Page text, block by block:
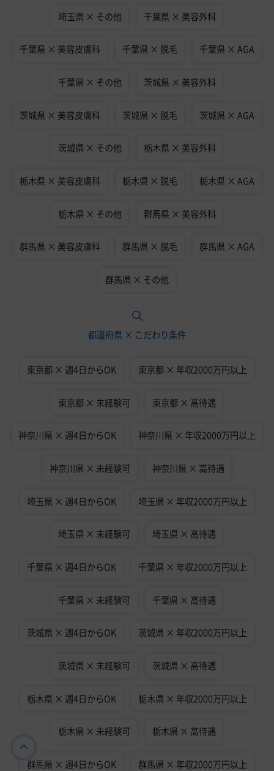
埼玉県 × その他 千葉県 × 美容外科
千葉県 × 美容皮膚科 千葉県 × 脱毛 千葉県 × AGA
千葉県 × その他 茨城県 × 美容外科
茨城県 × 美容皮膚科 茨城県 × 脱毛 茨城県 × AGA
茨城県 × その他 栃木県 × 美容外科
栃木県 × 美容皮膚科 栃木県 × 脱毛 栃木県 × AGA
栃木県 × その他 群馬県 × 美容外科
群馬県 × 美容皮膚科 群馬県 × 脱毛 群馬県 × AGA
群馬県 × その他
都道府県 × こだわり条件
東京都 × 週4日からOK 東京都 × 年収2000万円以上
東京都 × 未経験可 東京都 × 高待遇
神奈川県 × 週4日からOK 神奈川県 × 年収2000万円以上
神奈川県 × 未経験可 神奈川県 × 高待遇
埼玉県 × 週4日からOK 埼玉県 × 年収2000万円以上
埼玉県 × 未経験可 埼玉県 × 高待遇
千葉県 × 週4日からOK 千葉県 × 年収2000万円以上
千葉県 × 未経験可 千葉県 × 高待遇
茨城県 × 週4日からOK 茨城県 × 年収2000万円以上
茨城県 × 未経験可 茨城県 × 高待遇
栃木県 × 週4日からOK 栃木県 × 年収2000万円以上
栃木県 × 未経験可 栃木県 × 高待遇
群馬県 × 週4日からOK 群馬県 × 年収2000万円以上